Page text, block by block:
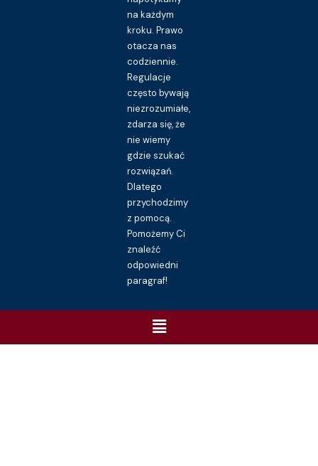
na każdym
kroku. Prawo
otacza nas
codziennie.
Regulacje
często bywają
niezrozumiałe,
zdarza się, że
nie wiemy
gdzie szukać
rozwiązań.
Dlatego
przychodzimy
z pomocą.
Pomożemy Ci
znaleźć
odpowiedni
paragraf!
Menu